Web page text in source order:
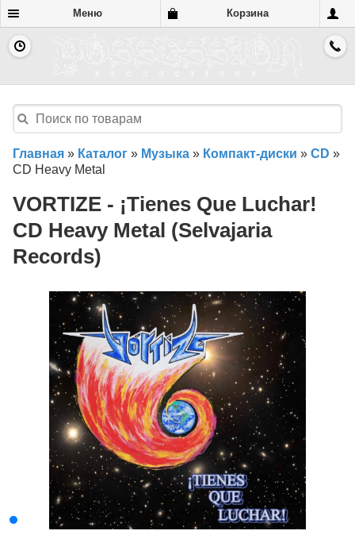
Меню Корзина
Главная » Каталог » Музыка » Компакт-диски » CD »
CD Heavy Metal
VORTIZE - ¡Tienes Que Luchar!
CD Heavy Metal (Selvajaria
Records)